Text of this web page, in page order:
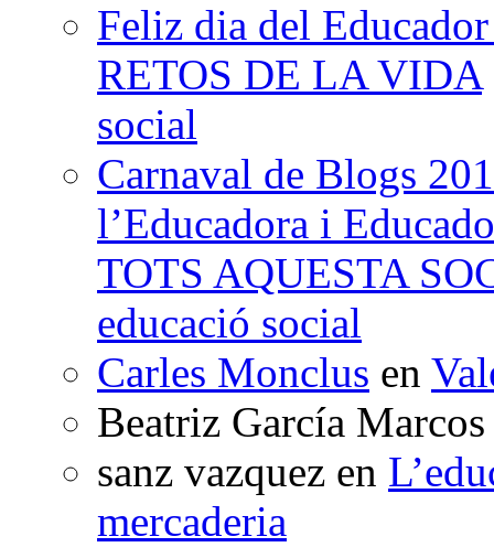
Feliz dia del
RETOS DE LA VIDA
social
Carnaval de Blogs
l’Educadora i
TOTS AQUESTA
educació social
Carles Monclus en
Beatriz García Marcos
sanz vazquez en
mercaderia